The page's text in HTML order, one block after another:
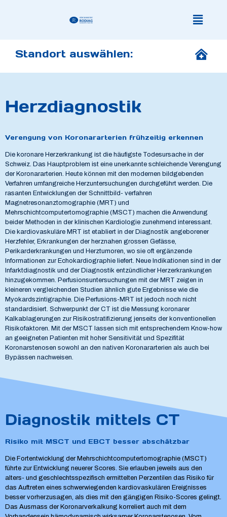
Standort auswählen:
Herzdiagnostik
Verengung von Koronararterien frühzeitig erkennen
Die koronare Herzerkrankung ist die häufigste Todesursache in der
Schweiz. Das Hauptproblem ist eine unerkannte schleichende Verengung
der Koronararterien. Heute können mit den modernen bildgebenden
Verfahren umfangreiche Herzuntersuchungen durchgeführt werden. Die
rasanten Entwicklungen der Schnittbild- verfahren
Magnetresonanztomographie (MRT) und
Mehrschichtcomputertomographie (MSCT) machen die Anwendung
beider Methoden in der klinischen Kardiologie zunehmend interessant.
Die kardiovaskuläre MRT ist etabliert in der Diagnostik angeborener
Herzfehler, Erkrankungen der herznahen grossen Gefässe,
Perikarderkrankungen und Herztumoren, wo sie oft ergänzende
Informationen zur Echokardiographie liefert. Neue Indikationen sind in der
Infarktdiagnostik und der Diagnostik entzündlicher Herzerkrankungen
hinzugekommen. Perfusionsuntersuchungen mit der MRT zeigen in
kleineren vergleichenden Studien ähnlich gute Ergebnisse wie die
Myokardszintigraphie. Die Perfusions-MRT ist jedoch noch nicht
standardisiert. Schwerpunkt der CT ist die Messung koronarer
Kalkablagerungen zur Risikostratifizierung jenseits der konventionellen
Risikofaktoren. Mit der MSCT lassen sich mit entsprechendem Know-how
an geeigneten Patienten mit hoher Sensitivität und Spezifität
Koronarstenosen sowohl an den nativen Koronararterien als auch bei
Bypässen nachweisen.
Diagnostik mittels CT
Risiko mit MSCT und EBCT besser abschätzbar
Die Fortentwicklung der Mehrschichtcomputertomographie (MSCT)
führte zur Entwicklung neuerer Scores. Sie erlauben jeweils aus den
alters- und geschlechtsspezifisch ermittelten Perzentilen das Risiko für
das Auftreten eines schwerwiegenden kardiovaskulären Ereignisses
besser vorherzusagen, als dies mit den gängigen Risiko-Scores gelingt.
Das Ausmass der Koronarverkalkung korreliert auch mit dem